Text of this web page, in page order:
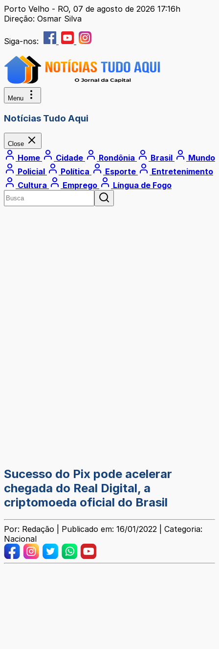
Porto Velho - RO, 07 de agosto de 2026 17:16h
Direção: Osmar Silva
Siga-nos:
Menu
Notícias Tudo Aqui
Close
Home Cidade Rondônia Brasil
Mundo
Policial
Política Esporte
Entretenimento
Cultura
Emprego Língua de Fogo
Sucesso do Pix pode acelerar
chegada do Real Digital, a
criptomoeda oficial do Brasil
Por: Redação | Publicado em: 16/01/2022 | Categoria:
Nacional